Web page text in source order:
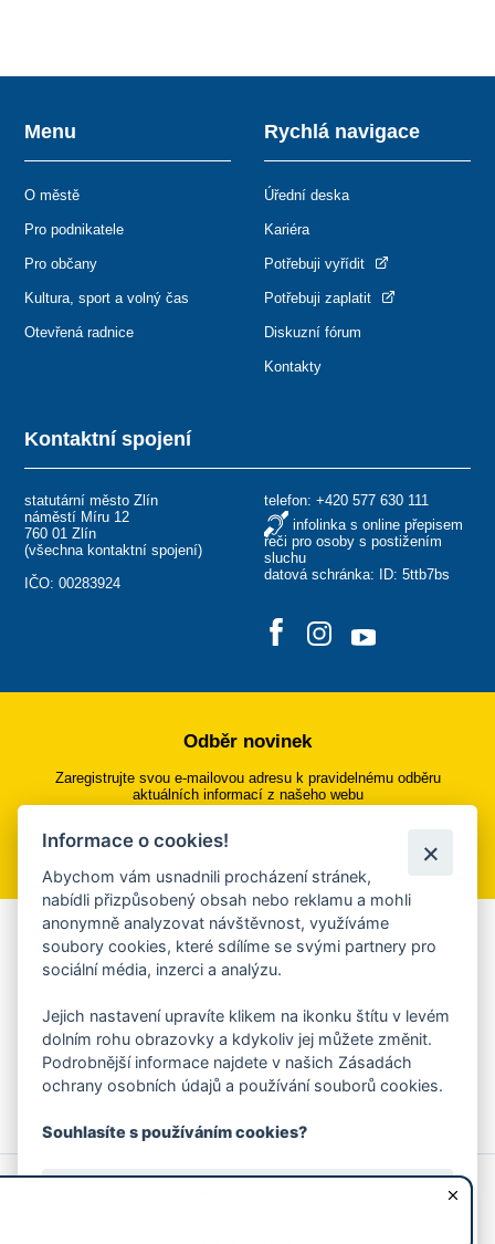
Kontaktní spojení
statutární město Zlín
náměstí Míru 12
760 01 Zlín
(všechna kontaktní spojení)
IČO: 00283924
telefon: +420 577 630 111
infolinka s online přepisem
řeči pro osoby s postižením
sluchu
datová schránka: ID: 5ttb7bs
Menu
O městě
Pro podnikatele
Pro občany
Kultura, sport a volný čas
Otevřená radnice
Rychlá navigace
Úřední deska
Kariéra
Potřebuji vyřídit
Potřebuji zaplatit
Diskuzní fórum
Kontakty
Odběr novinek
Zaregistrujte svou e-mailovou adresu k pravidelnému odběru
aktuálních informací z našeho webu
Přihlásit se k odběru
Aplikace Mobilní rozhlas
Chcete dostávat do svého mobilu či mailu upozornění na
ankety, pozvánky na kulturní a sportovní akce?
Více informací o aplikaci
© 2026 Magistrát města Zlína
Prohlášení o používání cookies
Informace o cookies!
Abychom vám usnadnili procházení stránek,
nabídli přizpůsobený obsah nebo reklamu a mohli
anonymně analyzovat návštěvnost, využíváme
soubory cookies, které sdílíme se svými partnery pro
sociální média, inzerci a analýzu.
Jejich nastavení upravíte klikem na ikonku štítu v levém
dolním rohu obrazovky a kdykoliv jej můžete změnit.
Podrobnější informace najdete v našich Zásadách
ochrany osobních údajů a používání souborů cookies.
Souhlasíte s používáním cookies?